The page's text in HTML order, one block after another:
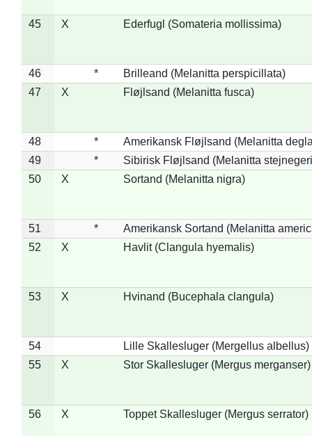
45 X Ederfugl (Somateria mollissima)
46 *
Brilleand (Melanitta perspicillata)
47
X Fløjlsand (Melanitta fusca)
48 *
Amerikansk Fløjlsand (Melanitta
49
*
Sibirisk Fløjlsand (Melanitta
50
X Sortand (Melanitta nigra)
51 *
Amerikansk Sortand (Melanitta
52
X Havlit (Clangula hyemalis)
53 X Hvinand (Bucephala clangula)
54
Lille Skallesluger (Mergellus albellus)
55
X Stor Skallesluger (Mergus merganser)
56 X Toppet Skallesluger (Mergus serrator)